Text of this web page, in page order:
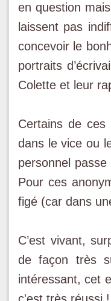
en question
laissent pas
concevoir le
portraits
Colette et leur
Certains de
dans le vice ou
personnel
Pour ces
figé (car dans
C’est vivant,
de façon très
intéressant, cet